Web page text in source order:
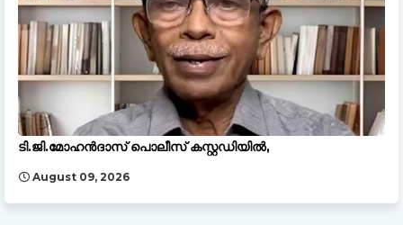
ടി.ജി.മോഹൻദാസ് പൊലീസ് കസ്റ്റഡിയിൽ,
August 09, 2026